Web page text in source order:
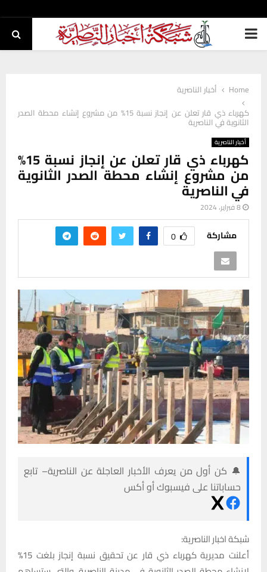
PRIMARY
Home
أخبار الناصرية
كهرباء ذي قار تعلن عن إنجاز نسبة 15% من مشروع إنشاء محطة الصدر
الثانوية في الناصرية
أخبار الناصرية
كهرباء ذي قار تعلن عن إنجاز نسبة 15%
من مشروع إنشاء محطة الصدر الثانوية
في الناصرية
8 فبراير، 2024
مشاركة 0
🔔 كن أول من يعرف الأخبار العاجلة عن الناصرية– تابع
حساباتنا على فيسبوك أو أكس
شبكة اخبار الناصرية:
أعلنت مديرية كهرباء ذي قار عن تحقيق نسبة إنجاز بلغت 15%